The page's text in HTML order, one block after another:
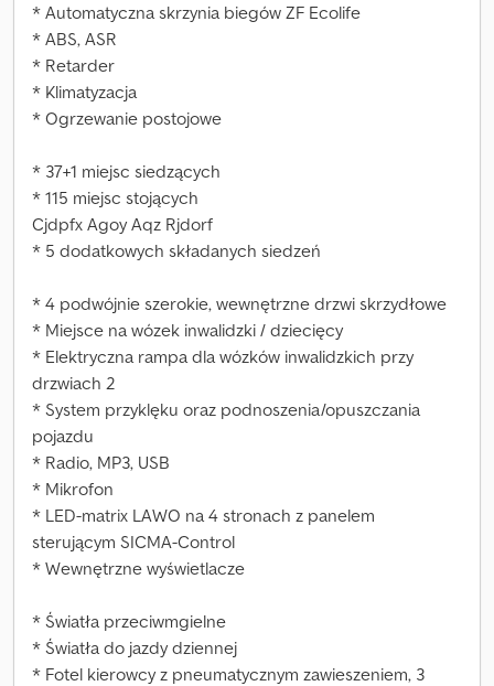
* Automatyczna skrzynia biegów ZF Ecolife
* ABS, ASR
* Retarder
* Klimatyzacja
* Ogrzewanie postojowe
* 37+1 miejsc siedzących
* 115 miejsc stojących
Cjdpfx Agoy Aqz Rjdorf
* 5 dodatkowych składanych siedzeń
* 4 podwójnie szerokie, wewnętrzne drzwi skrzydłowe
* Miejsce na wózek inwalidzki / dziecięcy
* Elektryczna rampa dla wózków inwalidzkich przy
drzwiach 2
* System przyklęku oraz podnoszenia/opuszczania
pojazdu
* Radio, MP3, USB
* Mikrofon
* LED-matrix LAWO na 4 stronach z panelem
sterującym SICMA-Control
* Wewnętrzne wyświetlacze
* Światła przeciwmgielne
* Światła do jazdy dziennej
* Fotel kierowcy z pneumatycznym zawieszeniem, 3